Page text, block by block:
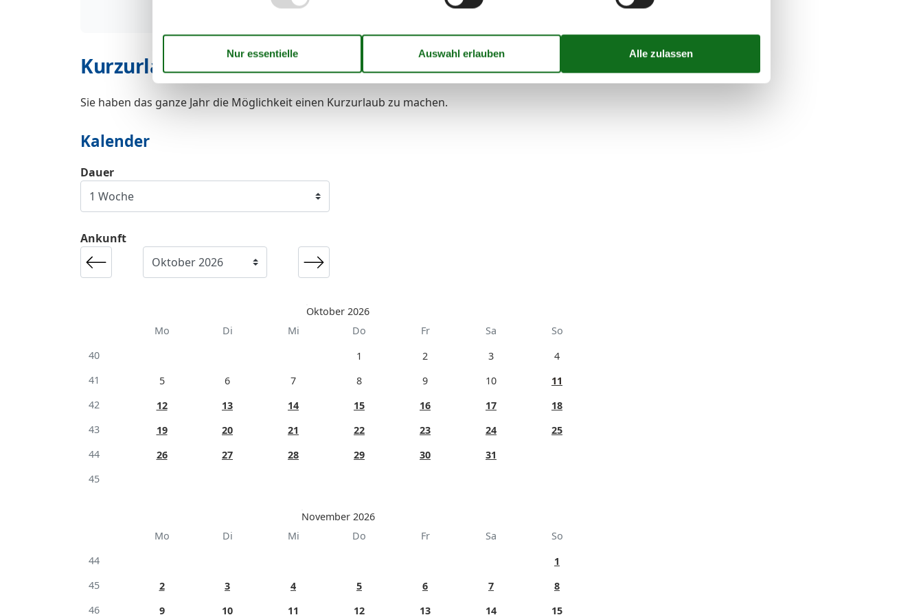
Kurzurlaub
Sie haben das ganze Jahr die Möglichkeit einen Kurzurlaub zu machen.
Kalender
Ankunft
Oktober 2026
Mo
Di Mi Do Fr Sa
So
40
1 2 3
4
41
5 6 7 8 9 10
11
42
12 13 14 15 16 17
18
43
19 20 21 22 23 24
25
44
26 27 28 29 30
31
45
November 2026
Mo
Di Mi Do Fr Sa
So
44
1
45
2 3 4 5 6 7
8
46
9 10 11 12 13 14 15
Dauer